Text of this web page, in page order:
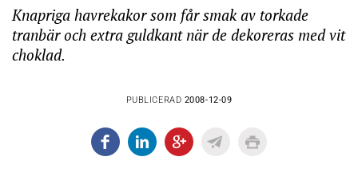
Knapriga havrekakor som får smak av torkade
tranbär och extra guldkant när de dekoreras med vit
choklad.
PUBLICERAD 2008-12-09